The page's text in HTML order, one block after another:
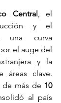
Central , el
y el
una curva
el auge del
y la
áreas clave.
de más de 10
al país